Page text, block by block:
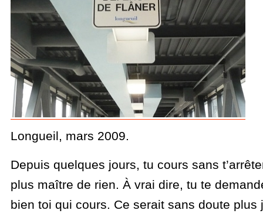
Longueil, mars 2009.
Depuis quelques jours, tu cours sans
plus maître de rien. À vrai dire, tu te
bien toi qui cours. Ce serait sans doute plus